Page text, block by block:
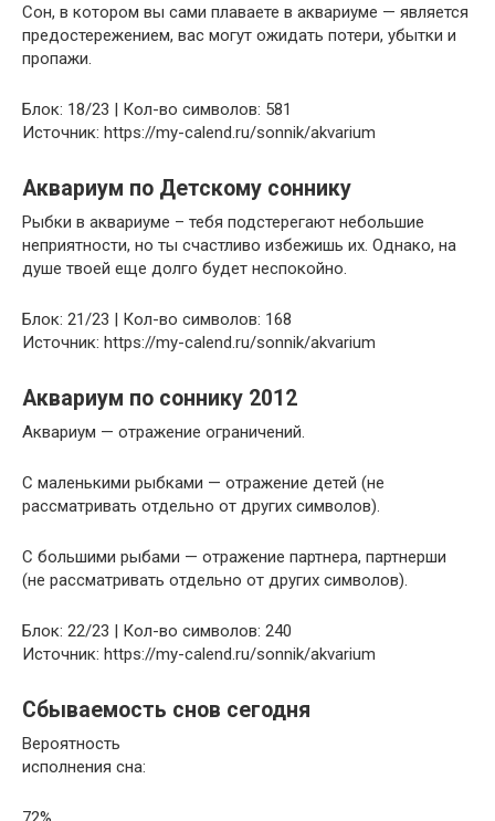
Сон, в котором вы сами плаваете в аквариуме — является
предостережением, вас могут ожидать потери, убытки и
пропажи.
Блок: 18/23 | Кол-во символов: 581
Источник: https://my-calend.ru/sonnik/akvarium
Аквариум по Детскому соннику
Рыбки в аквариуме – тебя подстерегают небольшие
неприятности, но ты счастливо избежишь их. Однако, на
душе твоей еще долго будет неспокойно.
Блок: 21/23 | Кол-во символов: 168
Источник: https://my-calend.ru/sonnik/akvarium
Аквариум по соннику 2012
Аквариум — отражение ограничений.
С маленькими рыбками — отражение детей (не
рассматривать отдельно от других символов).
С большими рыбами — отражение партнера, партнерши
(не рассматривать отдельно от других символов).
Блок: 22/23 | Кол-во символов: 240
Источник: https://my-calend.ru/sonnik/akvarium
Сбываемость снов сегодня
Вероятность
исполнения сна: